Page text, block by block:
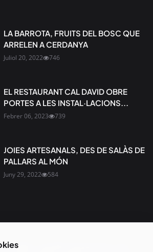
LA BARROTA, FRUITS DEL BOSC QUE
ARRELEN A CERDANYA
Juliol 20, 2022 746
EL RESTAURANT CAL DAVID OBRE
PORTES A LES INSTAL·LACIONS...
Febrer 06, 2023 739
JOIES ARTESANALS, DES DE SALÀS DE
PALLARS AL MÓN
Juny 29, 2022 584
i enviada directament al teu